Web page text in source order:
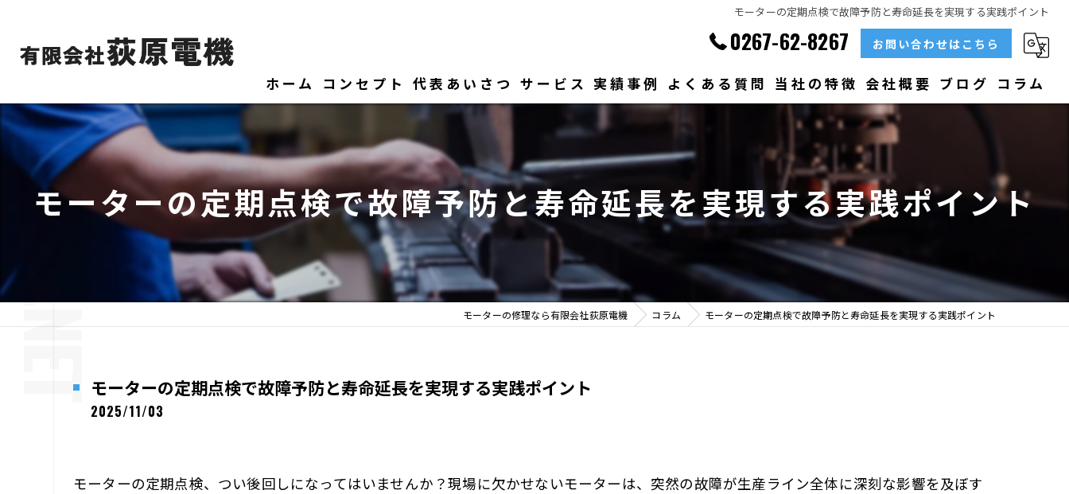
モーターの定期点検で故障予防と寿命延長を実現する実践ポイント
0267-62-8267 お問い合わせはこちら
ホーム コンセプト 代表あいさつ サービス 実績事例 よくある質問 当社の特徴
ベアリング
大型
メンテナンス
販売
会社概要 ブログ コラム
モーターの定期点検で故障予防と寿命延長を実現する実践ポイント
モーターの修理なら有限会社荻原電機 コラム モーターの定期点検で故障予防と寿命延長を実現する実践ポイント
モーターの定期点検で故障予防と寿命延長を実現する実践ポイント
2025/11/03
モーターの定期点検、つい後回しになってはいませんか？現場に欠かせないモーターは、突然の故障が生産ライン全体に深刻な影響を及ぼす